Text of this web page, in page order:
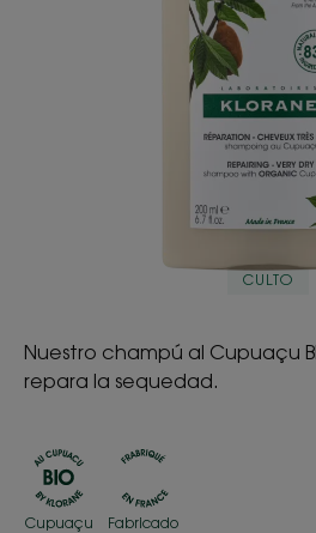
CULTO
Nuestro champú al Cupuaçu
repara la sequedad.
Cupuaçu
Fabricado